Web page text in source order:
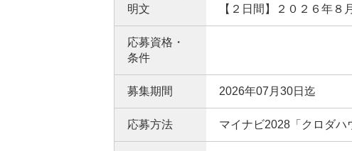
明文
【２日間】２０２６年８
応募資格・
条件
募集期間 2026年07月30日迄
応募方法 マイナビ2028「クロダハ